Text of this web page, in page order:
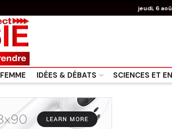
jeudi, 6
FEMME IDÉES & DÉBATS SCIENCES ET